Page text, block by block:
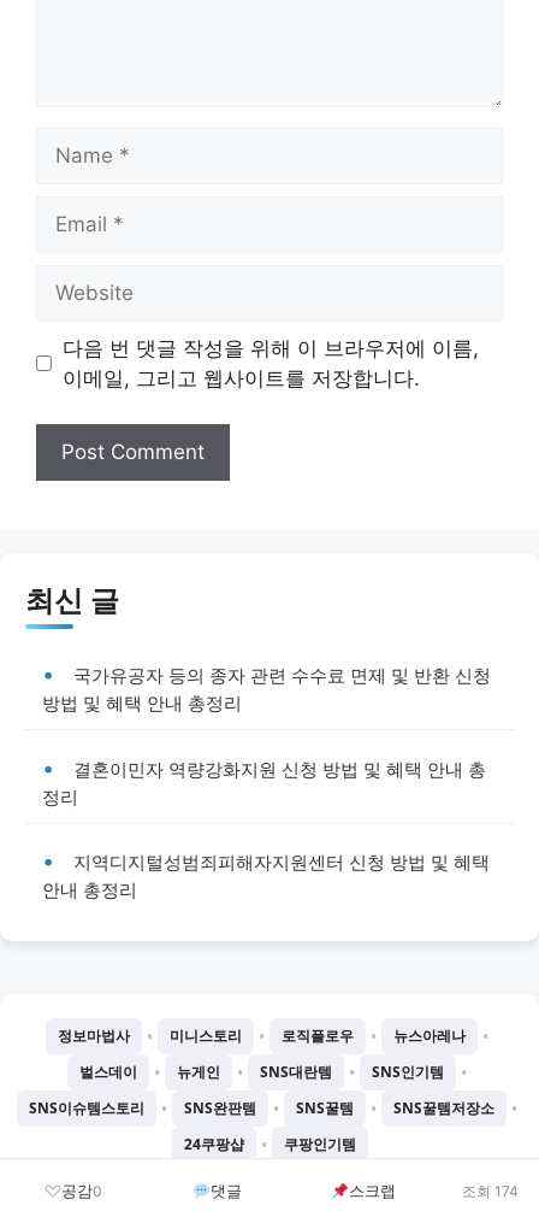
다음 번 댓글 작성을 위해 이 브라우저에 이름,
이메일, 그리고 웹사이트를 저장합니다.
최신 글
국가유공자 등의 종자 관련 수수료 면제 및 반환 신청
방법 및 혜택 안내 총정리
결혼이민자 역량강화지원 신청 방법 및 혜택 안내 총
정리
지역디지털성범죄피해자지원센터 신청 방법 및 혜택
안내 총정리
공감0 댓글 스크랩 조회 174
정보마법사 • 미니스토리 • 로직플로우 • 뉴스아레나 •
벌스데이 • 뉴게인 • SNS대란템 • SNS인기템 •
SNS이슈템스토리 • SNS완판템 • SNS꿀템 • SNS꿀템저장소 •
24쿠팡샵 • 쿠팡인기템
©2026 Chatgtmini 프로젝트